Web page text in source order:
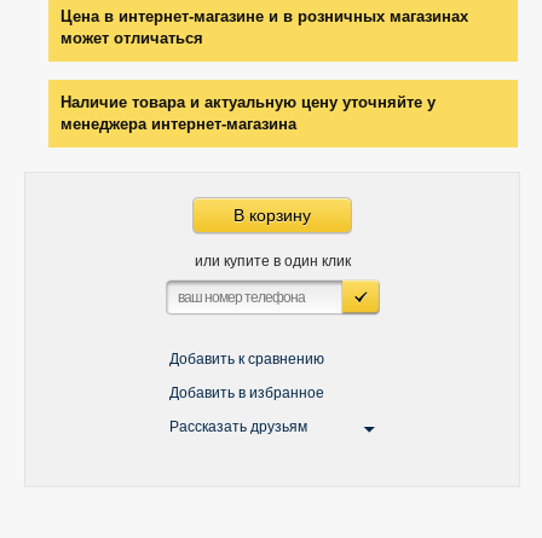
Цена в интернет-магазине и в розничных магазинах
может отличаться
Наличие товара и актуальную цену уточняйте у
менеджера интернет-магазина
В корзину
или купите в один клик
Добавить к сравнению
Добавить в избранное
Рассказать друзьям